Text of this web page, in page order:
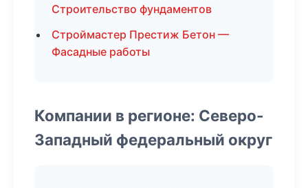
Строительство фундаментов
Строймастер Престиж Бетон —
Фасадные работы
Компании в регионе: Северо-
Западный федеральный округ